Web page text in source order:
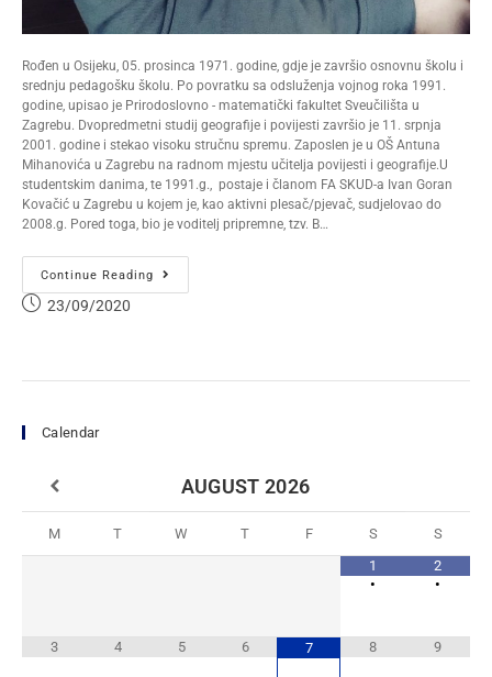
Rođen u Osijeku, 05. prosinca 1971. godine, gdje je završio osnovnu školu i
srednju pedagošku školu. Po povratku sa odsluženja vojnog roka 1991.
godine, upisao je Prirodoslovno - matematički fakultet Sveučilišta u
Zagrebu. Dvopredmetni studij geografije i povijesti završio je 11. srpnja
2001. godine i stekao visoku stručnu spremu. Zaposlen je u OŠ Antuna
Mihanovića u Zagrebu na radnom mjestu učitelja povijesti i geografije.U
studentskim danima, te 1991.g., postaje i članom FA SKUD-a Ivan Goran
Kovačić u Zagrebu u kojem je, kao aktivni plesač/pjevač, sudjelovao do
2008.g. Pored toga, bio je voditelj pripremne, tzv. B…
Continue Reading
23/09/2020
Calendar
AUGUST 2026
M T W T F S
S
1
•
2
•
3 4 5 6 7 8 9